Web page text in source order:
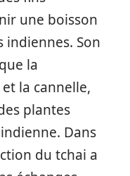
une boisson
indiennes. Son
la
la cannelle,
plantes
Dans
du tchai a